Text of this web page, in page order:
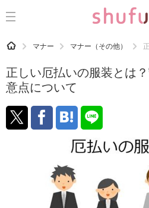
CATEGORY 記事カテゴリ
運気
洗濯
生活の知恵
HOME マナー マナー（その他）
正しい厄払いの服装とは
意点について